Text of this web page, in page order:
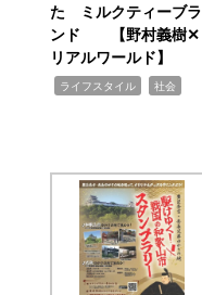
た ミルクティーブラ
ンド 【野村義樹✕
リアルワールド】
ライフスタイル 社会